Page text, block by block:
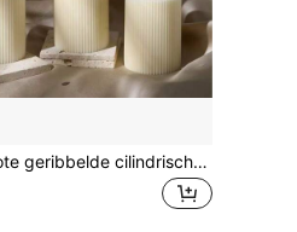
1 stuk grote geribbelde cilindrische pilaarkaars, 1,97" diameter, 1,97"-7,87" hoogte, handgemaakte geurkaars van sojawax, rookvrije decoratie voor thuis en slaapkamer, tafelstuk voor bruiloftsdiner, cadeau voor vrouwen het hele jaar door